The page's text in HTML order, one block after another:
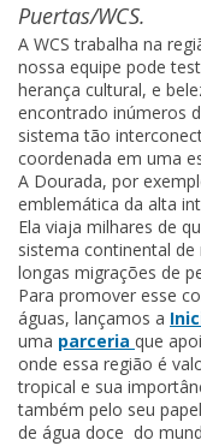
Puertas/WCS.
A WCS trabalha na
nossa equipe pode
herança cultural, e
encontrado inúmeros
sistema tão
coordenada em uma
A Dourada, por
emblemática da alta
Ela viaja milhares de
sistema continental
longas migrações de
Para promover esse
águas, lançamos a
uma parceria que
onde essa região é
tropical e sua
também pelo seu
de água doce do